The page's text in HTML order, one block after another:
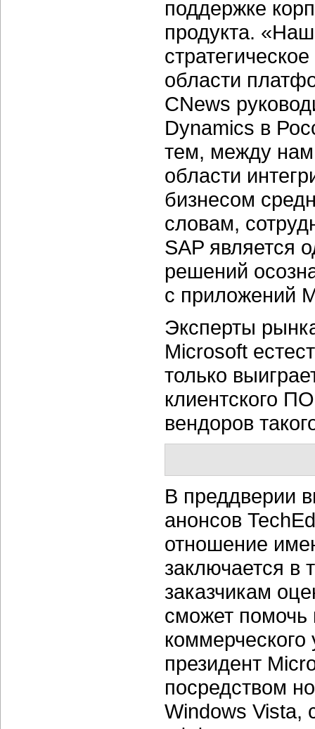
поддержке
продукта.
области
CNews
Dynamics в
тем, между
области
бизнесом
словам,
SAP является
решений
с приложений
Эксперты
Microsoft
только
клиентского
вендоров
В преддверии
анонсов
отношение
заключается в
заказчикам
сможет
президент
посредством
Windows Vista,